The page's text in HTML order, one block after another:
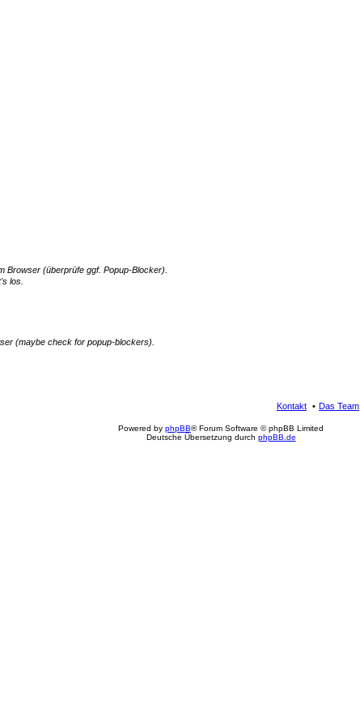
Browser (überprüfe ggf. Popup-Blocker).
los.
(maybe check for popup-blockers).
Das Team
Kontakt
Powered by phpBB® Forum Software © phpBB Limited
Deutsche Übersetzung durch phpBB.de